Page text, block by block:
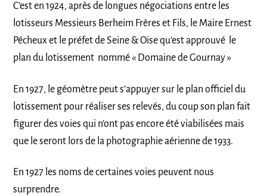
C’est en 1924, après de longues négociations entre les
lotisseurs Messieurs Berheim Frères et Fils, le Maire Ernest
Pécheux et le préfet de Seine & Oise qu’est approuvé le
plan du lotissement nommé « Domaine de Gournay »
En 1927, le géomètre peut s’appuyer sur le plan officiel du
lotissement pour réaliser ses relevés, du coup son plan fait
figurer des voies qui n’ont pas encore été viabilisées mais
que le seront lors de la photographie aérienne de 1933.
En 1927 les noms de certaines voies peuvent nous
surprendre.